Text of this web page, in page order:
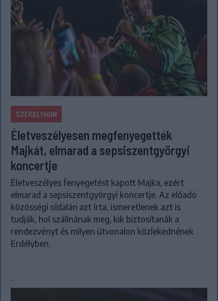
SZÉKELYHON
Életveszélyesen megfenyegették
Majkát, elmarad a sepsiszentgyörgyi
koncertje
Életveszélyes fenyegetést kapott Majka, ezért
elmarad a sepsiszentgyörgyi koncertje. Az előadó
közösségi oldalán azt írta, ismeretlenek azt is
tudják, hol szállnának meg, kik biztosítanák a
rendezvényt és milyen útvonalon közlekednének
Erdélyben.
`